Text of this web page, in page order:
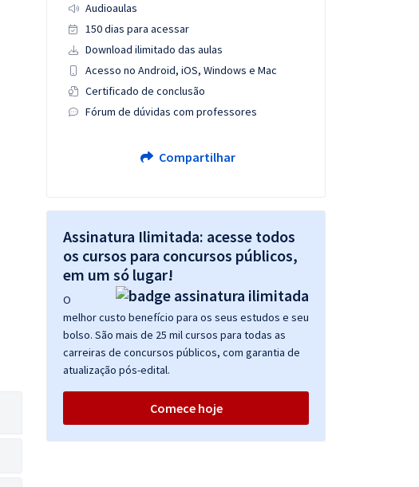
Audioaulas
150 dias para acessar
Download ilimitado das aulas
Acesso no Android, iOS, Windows e Mac
Certificado de conclusão
Fórum de dúvidas com professores
Compartilhar
Assinatura Ilimitada: acesse todos
os cursos para concursos públicos,
em um só lugar!
O
melhor custo benefício para os seus estudos e seu
bolso. São mais de 25 mil cursos para todas as
carreiras de concursos públicos, com garantia de
atualização pós-edital.
Comece hoje